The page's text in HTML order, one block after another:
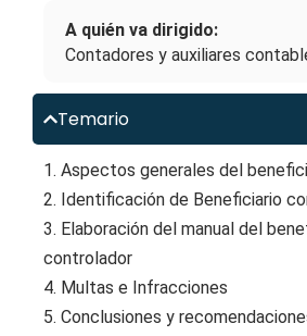
A quién va dirigido:
Contadores y auxiliares
Temario
1. Aspectos generales del
2. Identificación de Beneficiario
3. Elaboración del manual del
controlador
4. Multas e Infracciones
5. Conclusiones y